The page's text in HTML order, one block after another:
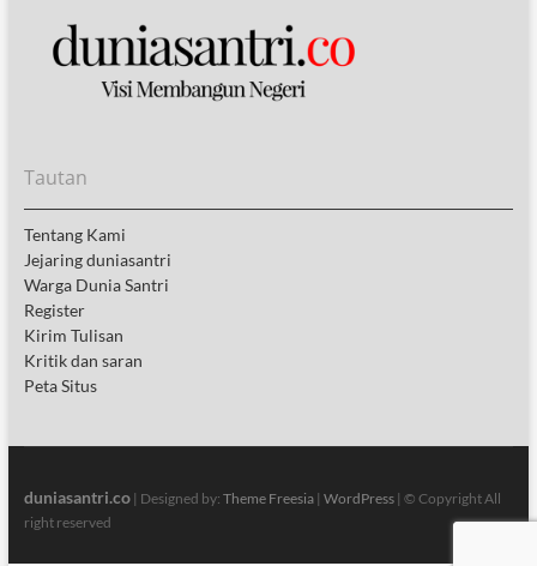
Tautan
Tentang Kami
Jejaring duniasantri
Warga Dunia Santri
Register
Kirim Tulisan
Kritik dan saran
Peta Situs
duniasantri.co| Designed by: Theme Freesia| WordPress| © Copyright All
right reserved